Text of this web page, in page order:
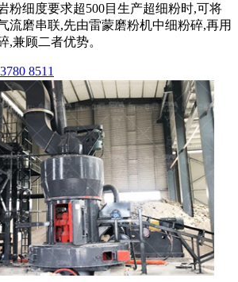
粉细度要求超500目生产超细粉时,可将
流磨串联,先由雷蒙磨粉机中细粉碎,再用
,兼顾二者优势。
8511